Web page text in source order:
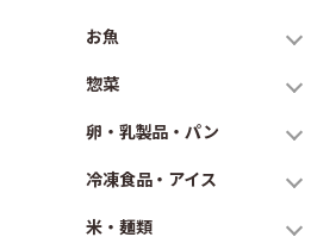
お魚
惣菜
卵・乳製品・パン
冷凍食品・アイス
米・麺類